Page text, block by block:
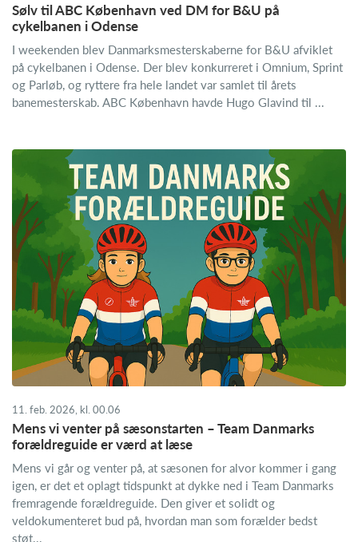
Sølv til ABC København ved DM for B&U på
cykelbanen i Odense
I weekenden blev Danmarksmesterskaberne for B&U afviklet
på cykelbanen i Odense. Der blev konkurreret i Omnium, Sprint
og Parløb, og ryttere fra hele landet var samlet til årets
banemesterskab. ABC København havde Hugo Glavind til ...
11. feb. 2026, kl. 00.06
Mens vi venter på sæsonstarten – Team Danmarks
forældreguide er værd at læse
Mens vi går og venter på, at sæsonen for alvor kommer i gang
igen, er det et oplagt tidspunkt at dykke ned i Team Danmarks
fremragende forældreguide. Den giver et solidt og
veldokumenteret bud på, hvordan man som forælder bedst
støt...